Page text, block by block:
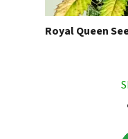
Royal Queen